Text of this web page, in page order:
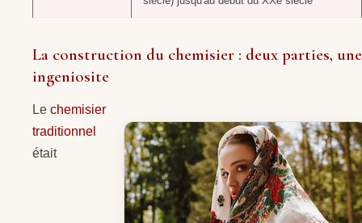
La construction du chemisier : deux parties, une
ingeniosite
Le chemisier
traditionnel
était